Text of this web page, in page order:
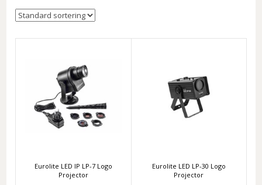
Eurolite LED IP LP-7 Logo
Projector
Eurolite LED LP-30 Logo
Projector